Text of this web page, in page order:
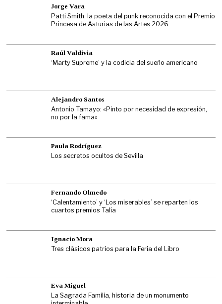
Jorge Vara
Patti Smith, la poeta del punk reconocida con el Premio
Princesa de Asturias de las Artes 2026
Raúl Valdivia
‘Marty Supreme’ y la codicia del sueño americano
Alejandro Santos
Antonio Tamayo: «Pinto por necesidad de expresión,
no por la fama»
Paula Rodríguez
Los secretos ocultos de Sevilla
Fernando Olmedo
‘Calentamiento’ y ‘Los miserables’ se reparten los
cuartos premios Talía
Ignacio Mora
Tres clásicos patrios para la Feria del Libro
Eva Miguel
La Sagrada Familia, historia de un monumento